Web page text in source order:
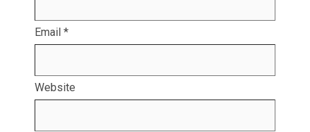
Email *
Website